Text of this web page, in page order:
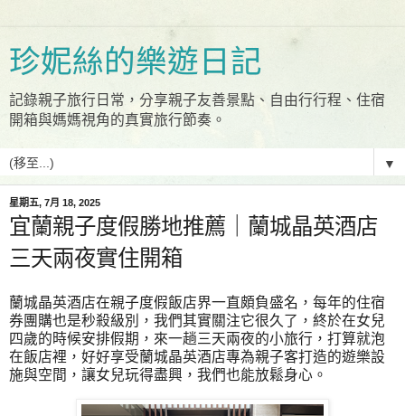
珍妮絲的樂遊日記
記錄親子旅行日常，分享親子友善景點、自由行行程、住宿
開箱與媽媽視角的真實旅行節奏。
▼
星期五, 7月 18, 2025
宜蘭親子度假勝地推薦｜蘭城晶英酒店
三天兩夜實住開箱
蘭城晶英酒店在親子度假飯店界一直頗負盛名，每年的住宿
券團購也是秒殺級別，我們其實關注它很久了，終於在女兒
四歲的時候安排假期，來一趟三天兩夜的小旅行，打算就泡
在飯店裡，好好享受蘭城晶英酒店專為親子客打造的遊樂設
施與空間，讓女兒玩得盡興，我們也能放鬆身心。